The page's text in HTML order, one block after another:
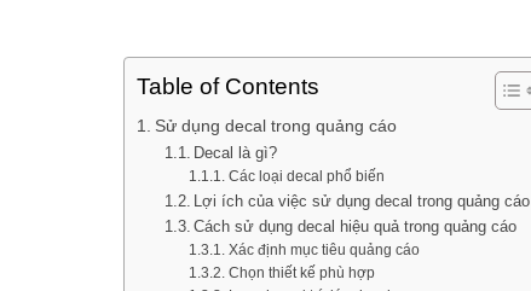
Table of Contents
Sử dụng decal trong quảng cáo
Decal là gì?
Các loại decal phổ biến
Lợi ích của việc sử dụng decal trong quảng cáo
Cách sử dụng decal hiệu quả trong quảng cáo
Xác định mục tiêu quảng cáo
Chọn thiết kế phù hợp